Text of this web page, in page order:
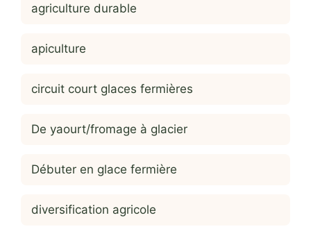
agriculture durable
apiculture
circuit court glaces fermières
De yaourt/fromage à glacier
Débuter en glace fermière
diversification agricole